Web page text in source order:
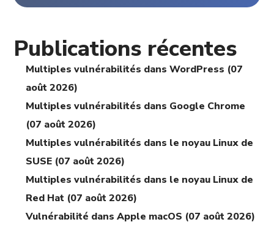
Publications récentes
Multiples vulnérabilités dans WordPress (07
août 2026)
Multiples vulnérabilités dans Google Chrome
(07 août 2026)
Multiples vulnérabilités dans le noyau Linux de
SUSE (07 août 2026)
Multiples vulnérabilités dans le noyau Linux de
Red Hat (07 août 2026)
Vulnérabilité dans Apple macOS (07 août 2026)